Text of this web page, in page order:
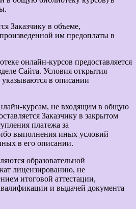
Заказчику в объеме,
им предоплаты в
онлайн-курсов предоставляется
Сайта. Условия открытия
указываются в описании
курсам, не входящим в общую
Заказчику в закрытом
платежа за
выполнения иных условий
в его описании.
образовательной
лицензированию, не
итоговой аттестации,
и выдачей документа